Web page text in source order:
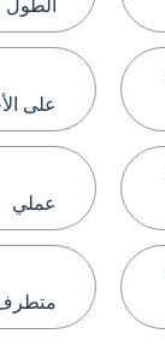
على
عملي